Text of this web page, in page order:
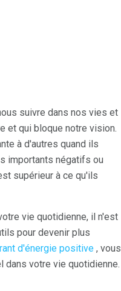
suivre dans nos vies et
et qui bloque notre vision.
à d'autres quand ils
importants négatifs ou
supérieur à ce qu'ils
vie quotidienne, il n'est
pour devenir plus
d'énergie positive , vous
votre vie quotidienne.